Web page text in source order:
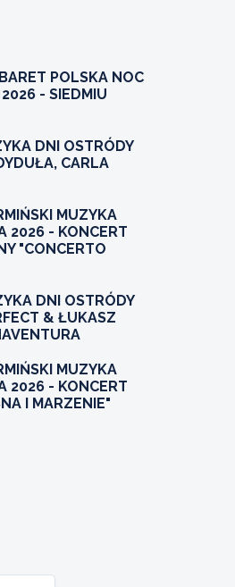
POLSKA NOC
- SIEDMIU
DNI OSTRÓDY
CARLA
MUZYKA
2026 - KONCERT
"CONCERTO
DNI OSTRÓDY
& ŁUKASZ
MUZYKA
2026 - KONCERT
I MARZENIE"